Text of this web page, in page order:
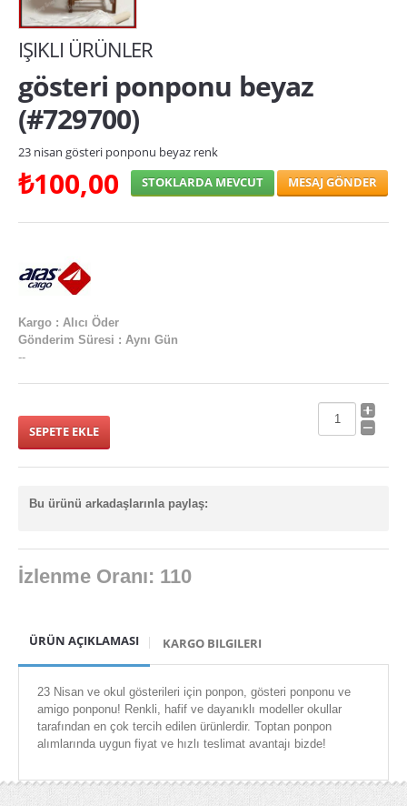
yılbaşı kardan adamlar
Yılbaşı Kostümleri
Yılbaşı Maskeleri
yılbaşı sulu kar küresi
Yılbaşı Şapkaları
Yılbaşı Taçları
IŞIKLI ÜRÜNLER
bambu meşale toptan
gösteri ponponu
Işıklı Balonlar
ışıklı bileklik
ışıklı bileklikler
Işıklı Kirpi Yoyo & Toplar
ışıklı kravat
ışıklı sapan
IŞIKLI ÜRÜNLER
gösteri ponponu beyaz
(#729700)
23 nisan gösteri ponponu beyaz renk
₺100,00 STOKLARDA MEVCUT
Kargo : Alıcı Öder
Gönderim Süresi : Aynı Gün
--
Bu ürünü arkadaşlarınla paylaş:
İzlenme Oranı: 110
ÜRÜN AÇIKLAMASI KARGO BILGILERI
23 Nisan ve okul gösterileri için ponpon, gösteri ponponu ve
amigo ponponu! Renkli, hafif ve dayanıklı modeller okullar
tarafından en çok tercih edilen ürünlerdir. Toptan ponpon
alımlarında uygun fiyat ve hızlı teslimat avantajı bizde!